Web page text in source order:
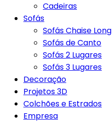
Cadeiras
Sofás
Sofás Chaise Long
Sofás de Canto
Sofás 2 Lugares
Sofás 3 Lugares
Decoração
Projetos 3D
Colchões e Estrados
Empresa